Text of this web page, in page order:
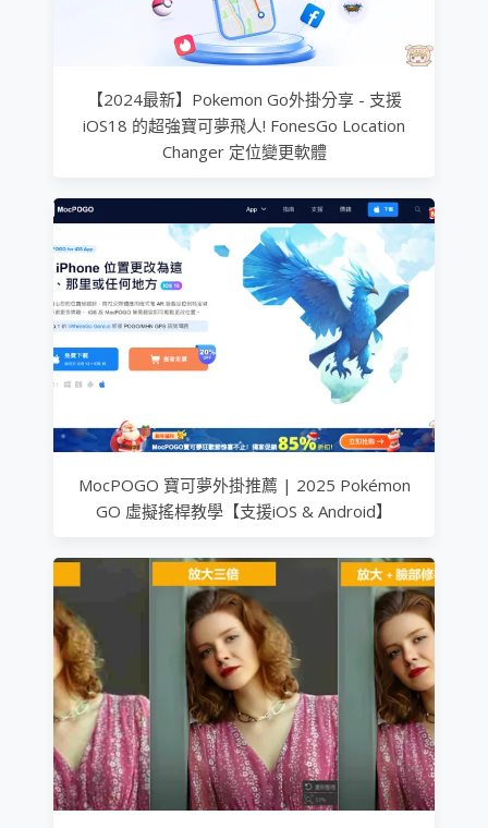
【2024最新】Pokemon Go外掛分享 - 支援
iOS18 的超強寶可夢飛人! FonesGo Location
Changer 定位變更軟體
MocPOGO 寶可夢外掛推薦 | 2025 Pokémon
GO 虛擬搖桿教學【支援iOS & Android】